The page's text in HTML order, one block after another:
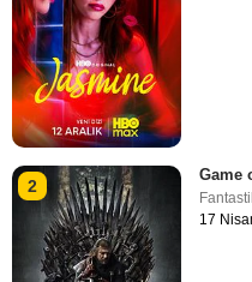
2
Game
17